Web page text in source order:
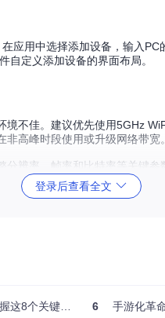
应用中选择添加设备，输入
自定义添加设备的界面布局。
不佳。建议优先使用5GHz
高峰时段使用或升级网络带宽。
辨率、帧率和比特率等关键
面中找到，通过
备建议降低视频参数以保证流
器处理逻辑在
登录后查看全文
键设置就够了 6 手游化革